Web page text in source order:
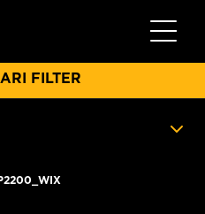
Beralih
FILTER